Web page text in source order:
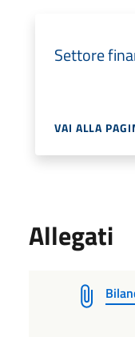
Settore
VAI ALLA
Allegati